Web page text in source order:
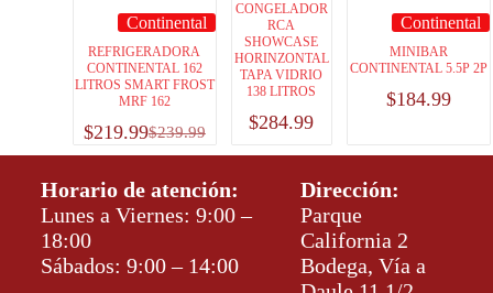
Continental
REFRIGERADORA
CONTINENTAL 162
LITROS SMART FROST
MRF 162
$239.99
$219.99
CONGELADOR
RCA
SHOWCASE
HORINZONTAL
TAPA VIDRIO
138 LITROS
$284.99
Continental
MINIBAR
CONTINENTAL 5.5P 2P
$184.99
Horario de atención:
Lunes a Viernes: 9:00 –
18:00
Sábados: 9:00 – 14:00
Dirección:
Parque
California 2
Bodega, Vía a